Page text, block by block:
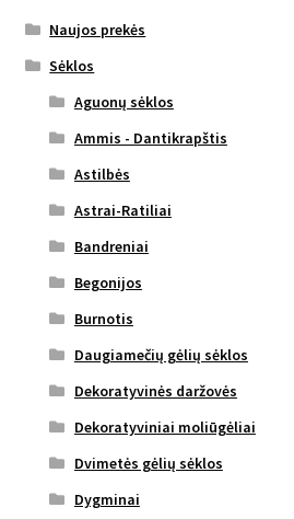
Naujos prekės
Sėklos
Aguonų sėklos
Ammis - Dantikrapštis
Astilbės
Astrai-Ratiliai
Bandreniai
Begonijos
Burnotis
Daugiamečių gėlių sėklos
Dekoratyvinės daržovės
Dekoratyviniai moliūgėliai
Dvimetės gėlių sėklos
Dygminai